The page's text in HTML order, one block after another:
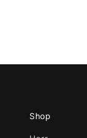
Shop